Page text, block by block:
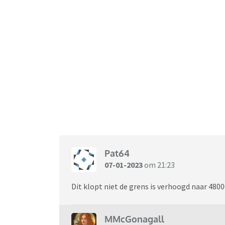
Pat64
07-01-2023om 21:23
Dit klopt niet de grens is verhoogd naar
MMcGonagall